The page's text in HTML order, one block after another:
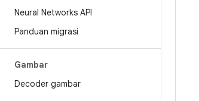
Neural Networks API
Panduan migrasi
Gambar
Decoder gambar